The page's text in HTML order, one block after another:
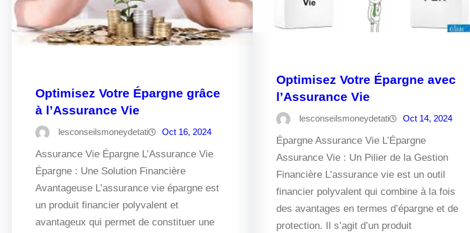
Optimisez Votre Épargne grâce
à l’Assurance Vie
lesconseilsmoneydetati Oct 16, 2024
Assurance Vie Épargne L’Assurance Vie
Épargne : Une Solution Financière
Avantageuse L’assurance vie épargne est
un produit financier polyvalent et
avantageux qui permet de constituer une
Optimisez Votre Épargne avec
l’Assurance Vie
lesconseilsmoneydetati Oct 14, 2024
Épargne Assurance Vie L’Épargne
Assurance Vie : Un Pilier de la Gestion
Financière L’assurance vie est un outil
financier polyvalent qui combine à la fois
des avantages en termes d’épargne et de
protection. Il s’agit d’un produit